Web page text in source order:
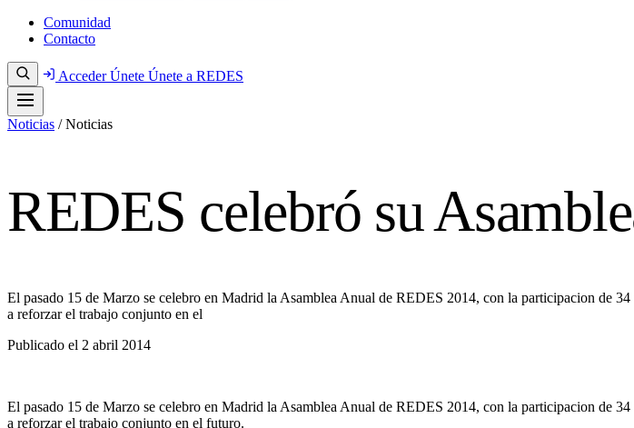
Comunidad
Contacto
AccederÚnete Únete a REDES
Noticias / Noticias
REDES celebró su
El pasado 15 de Marzo se celebro en Madrid la Asamblea Anual de REDES 2014, con la participacion de
a reforzar el trabajo conjunto en el
Publicado el 2 abril 2014
El pasado 15 de Marzo se celebro en Madrid la Asamblea Anual de REDES 2014, con la participacion de
a reforzar el trabajo conjunto en el futuro.